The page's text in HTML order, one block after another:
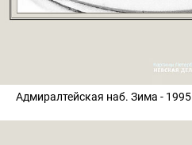
Адмиралтейская наб. Зима - 1995